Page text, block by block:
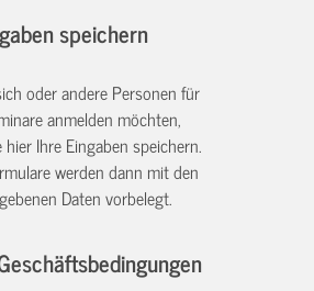
speichern
oder andere Personen für
anmelden möchten,
hier Ihre Eingaben speichern.
werden dann mit den
Daten vorbelegt.